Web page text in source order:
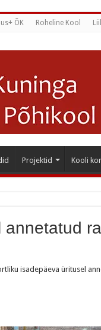
ÕK Roheline Kool
Projektid Kooli
isadepäeva üritusel